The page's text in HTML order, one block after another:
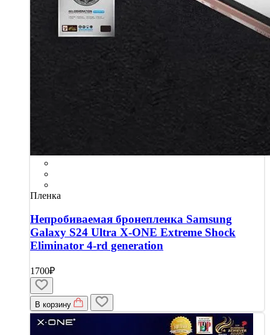
Пленка
Непробиваемая бронепленка Samsung
Galaxy S24 Ultra X-ONE Extreme Shock
Eliminator 4-rd generation
1700₽
В корзину